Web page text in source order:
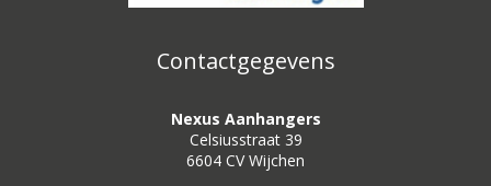
Contactgegevens
Nexus Aanhangers
Celsiusstraat 39
6604 CV Wijchen